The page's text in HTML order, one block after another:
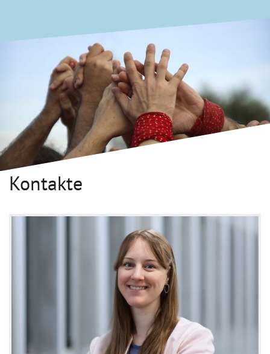
Kontakte